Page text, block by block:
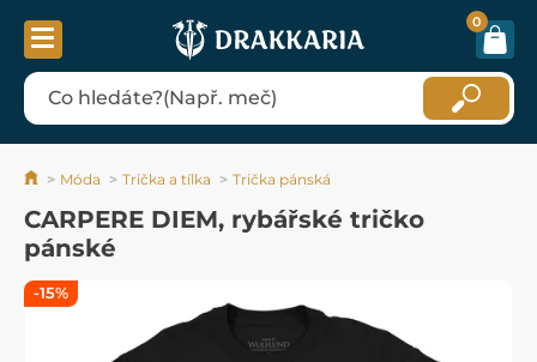
0
Móda Trička a tílka Trička pánská
CARPERE DIEM, rybářské tričko
pánské
-15%